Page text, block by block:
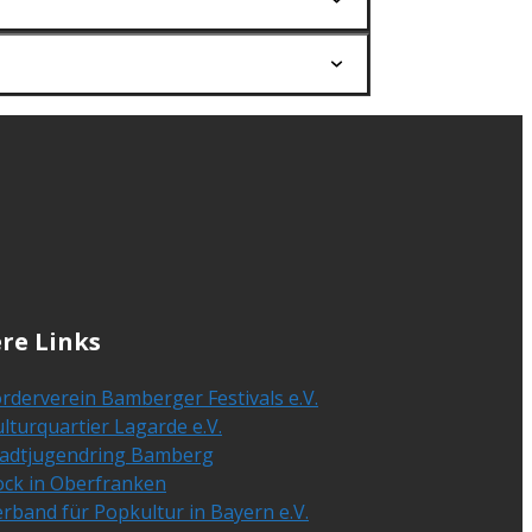
Links
Bamberger Festivals e.V.
Lagarde e.V.
Bamberg
in Oberfranken
für Popkultur in Bayern e.V.